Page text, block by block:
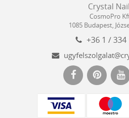
Nails
Kft.
Crystal
CosmoPro
1085 Budapest,
+36 1 / 334